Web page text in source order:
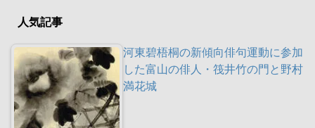
人気記事
河東碧梧桐の新傾向俳句運動に参加
した富山の俳人・筏井竹の門と野村
満花城